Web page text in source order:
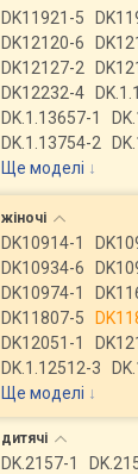
DK11921-5
DK12120-6
DK12127-2
DK12232-4
DK.1.13657-1
DK.1.13754-2
Ще моделі ↓
жіночі
DK10914-1
DK10934-6
DK10974-1
DK11807-5
DK12051-1
DK.1.12512-3
Ще моделі ↓
дитячі
DK.2157-1